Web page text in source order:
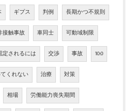
ギプス 判例 長期かつ不規則
接触事故 車同士 可動域制限
定されるには 交渉 事故 10:0
くれない 治療 対策
相場 労働能力喪失期間